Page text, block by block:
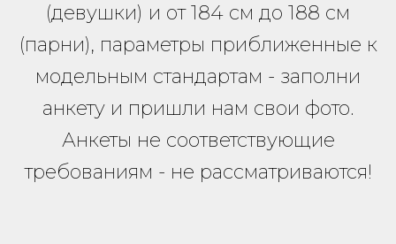
(девушки) и от 184 см до 188 см
(парни), параметры приближенные к
модельным стандартам - заполни
анкету и пришли нам свои фото.
Анкеты не соответствующие
требованиям - не рассматриваются!